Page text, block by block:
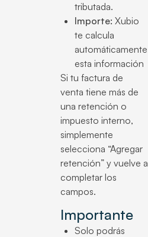
tributada.
Importe: Xubio
te calcula
automáticamente
esta información
Si tu factura de
venta tiene más de
una retención o
impuesto interno,
simplemente
selecciona “Agregar
retención” y vuelve a
completar los
campos.
Importante
Solo podrás